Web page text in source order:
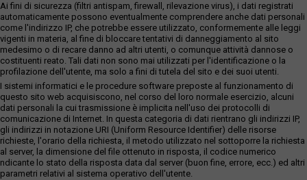
Ai fini di sicurezza (filtri antispam, firewall, rilevazione virus), i dati registrati
automaticamente possono eventualmente comprendere anche dati personali
come l'indirizzo IP, che potrebbe essere utilizzato, conformemente alle leggi
vigenti in materia, al fine di bloccare tentativi di danneggiamento al sito
medesimo o di recare danno ad altri utenti, o comunque attività dannose o
costituenti reato. Tali dati non sono mai utilizzati per l'identificazione o la
profilazione dell'utente, ma solo a fini di tutela del sito e dei suoi utenti.
I sistemi informatici e le procedure software preposte al funzionamento di
questo sito web acquisiscono, nel corso del loro normale esercizio, alcuni
dati personali la cui trasmissione è implicita nell'uso dei protocolli di
comunicazione di Internet. In questa categoria di dati rientrano gli indirizzi IP,
gli indirizzi in notazione URI (Uniform Resource Identifier) delle risorse
richieste, l'orario della richiesta, il metodo utilizzato nel sottoporre la richiesta
al server, la dimensione del file ottenuto in risposta, il codice numerico
ndicante lo stato della risposta data dal server (buon fine, errore, ecc.) ed altri
parametri relativi al sistema operativo dell'utente.